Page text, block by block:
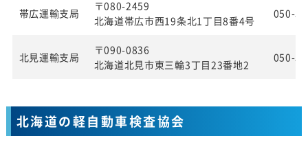
帯広運輸支局
〒080-2459
北海道帯広市西19条北1丁目8番4号
050-
北見運輸支局
〒090-0836
北海道北見市東三輪3丁目23番地2
050-
北海道の軽自動車検査協会